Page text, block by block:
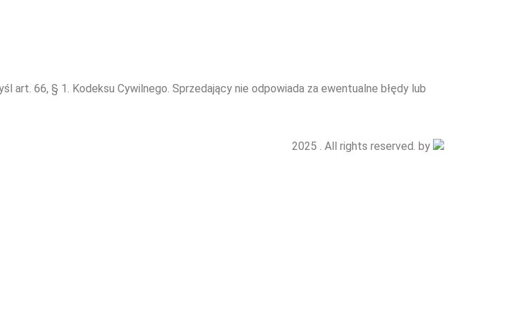
art. 66, § 1. Kodeksu Cywilnego. Sprzedający nie odpowiada za ewentualne błędy lub
2025 . All rights reserved. by